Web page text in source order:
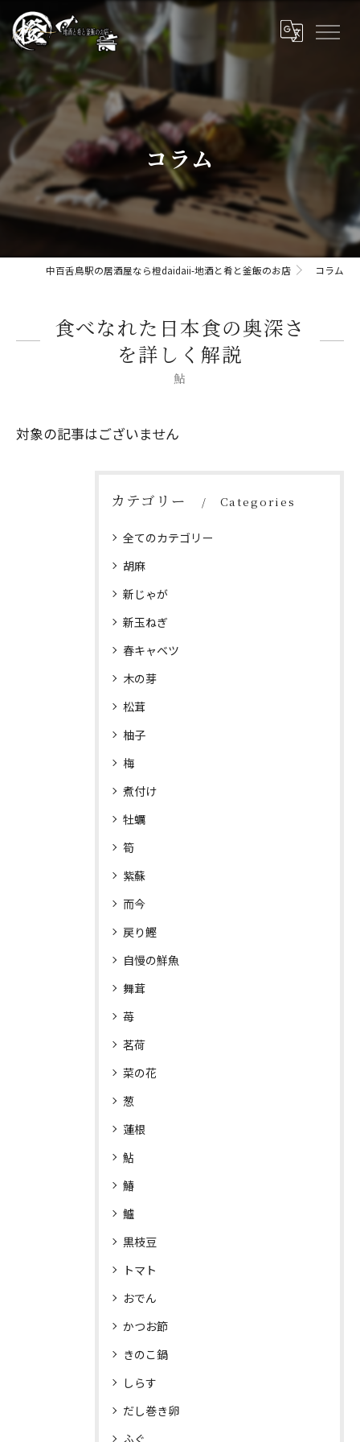
コラム
中百舌鳥駅の居酒屋なら橙daidaii-地酒と肴と釜飯のお店 コラム
食べなれた日本食の奥深さ
を詳しく解説
鮎
対象の記事はございません
カテゴリー Categories
全てのカテゴリー
胡麻
新じゃが
新玉ねぎ
春キャベツ
木の芽
松茸
柚子
梅
煮付け
牡蠣
筍
紫蘇
而今
戻り鰹
自慢の鮮魚
舞茸
苺
茗荷
菜の花
葱
蓮根
鮎
鰆
鱸
黒枝豆
トマト
おでん
かつお節
きのこ鍋
しらす
だし巻き卵
ふぐ